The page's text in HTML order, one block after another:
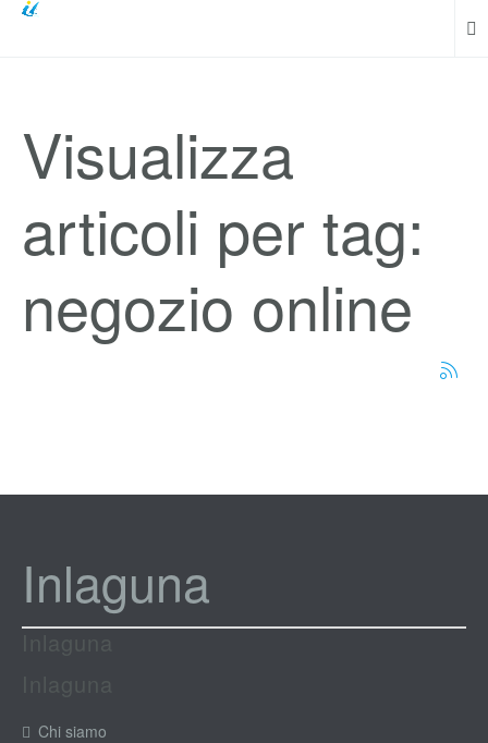
Visualizza
articoli per tag:
negozio online
Inlaguna
Chi siamo